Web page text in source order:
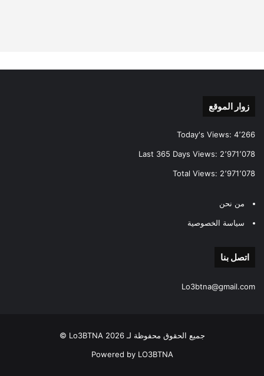
زوار الموقع
Today's Views: 4٬266
Last 365 Days Views: 2٬971٬078
Total Views: 2٬971٬078
من نحن
سياسة الخصوصية
اتصل بنا
Lo3btna@gmail.com
جميع الحقوق محفوظة لـ Lo3BTNA 2026 ©
Powered by LO3BTNA